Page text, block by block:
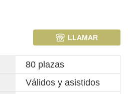
LLAMAR
80 plazas
Válidos y asistidos